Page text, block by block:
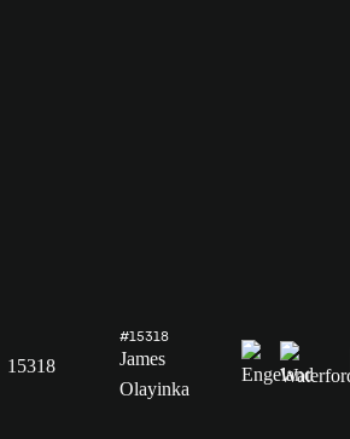
15318
#15318
James
Olayinka